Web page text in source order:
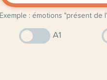
Exemple : émotions "présent de
A1